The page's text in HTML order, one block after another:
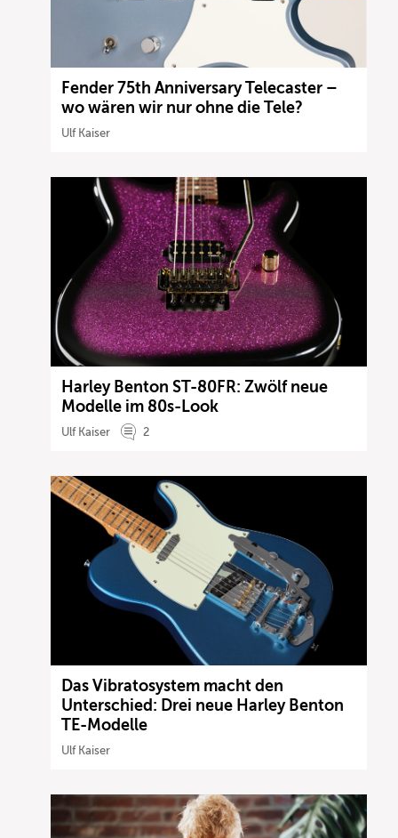
Fender 75th Anniversary Telecaster –
wo wären wir nur ohne die Tele?
Ulf Kaiser
Harley Benton ST-80FR: Zwölf neue
Modelle im 80s-Look
Ulf Kaiser 2
Das Vibratosystem macht den
Unterschied: Drei neue Harley Benton
TE-Modelle
Ulf Kaiser